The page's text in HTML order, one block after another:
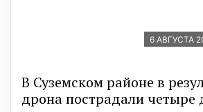
6 АВГУСТА
В Суземском районе в
дрона пострадали четыре